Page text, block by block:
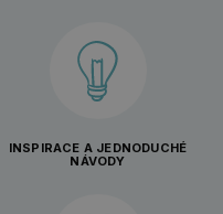
INSPIRACE A JEDNODUCHÉ
NÁVODY